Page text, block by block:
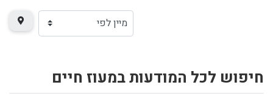
חיפוש לכל המודעות במעוז חיים